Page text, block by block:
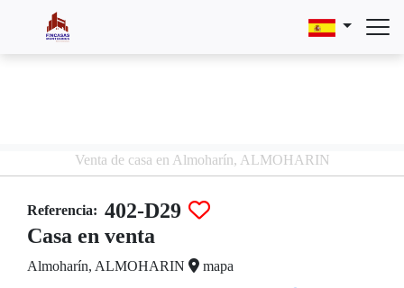
Venta de casa en Almoharín, ALMOHARIN
Referencia: 402-D29
Casa en venta
Almoharín, ALMOHARIN mapa